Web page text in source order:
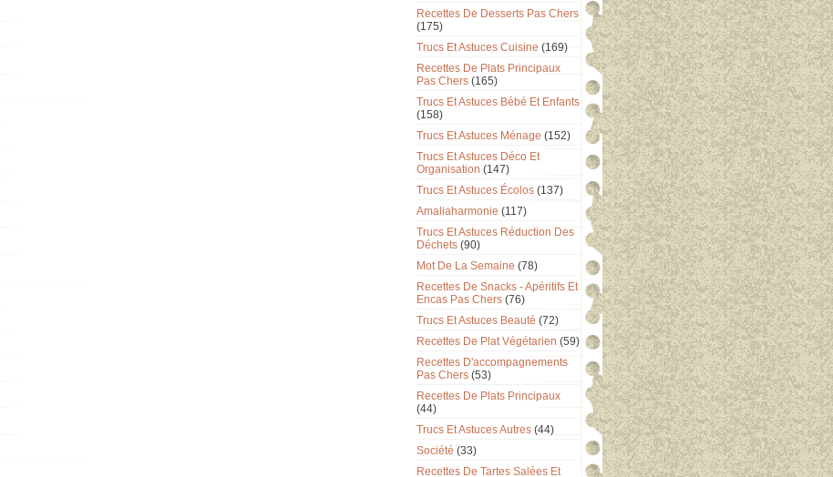
Recettes De Desserts Pas Chers
(175)
Trucs Et Astuces Cuisine (169)
Recettes De Plats Principaux
Pas Chers (165)
Trucs Et Astuces Bébé Et Enfants
(158)
Trucs Et Astuces Ménage (152)
Trucs Et Astuces Déco Et
Organisation (147)
Trucs Et Astuces Écolos (137)
Amaliaharmonie (117)
Trucs Et Astuces Réduction Des
Déchets (90)
Mot De La Semaine (78)
Recettes De Snacks - Apéritifs Et
Encas Pas Chers (76)
Trucs Et Astuces Beauté (72)
Recettes De Plat Végétarien (59)
Recettes D'accompagnements
Pas Chers (53)
Recettes De Plats Principaux
(44)
Trucs Et Astuces Autres (44)
Société (33)
Recettes De Tartes Salées Et